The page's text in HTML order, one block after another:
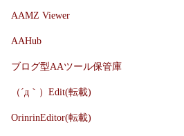
AAMZ Viewer
AAHub
ブログ型AAツール保管庫
（´д｀）Edit(転載)
OrinrinEditor(転載)